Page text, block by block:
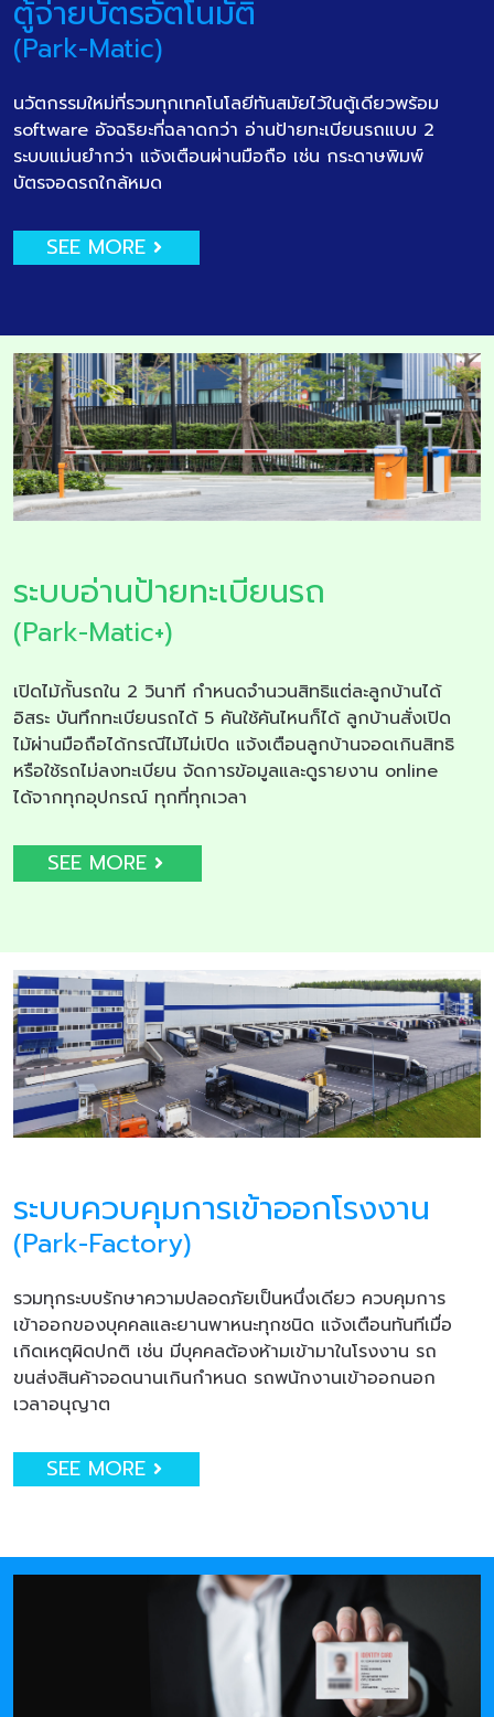
ตู้จ่ายบัตรอัตโนมัติ
(Park-Matic)
นวัตกรรมใหม่ที่รวมทุกเทคโนโลยีทันสมัยไว้ในตู้เดียวพร้อม
software อัจฉริยะที่ฉลาดกว่า อ่านป้ายทะเบียนรถแบบ 2
ระบบแม่นยำกว่า แจ้งเตือนผ่านมือถือ เช่น กระดาษพิมพ์
บัตรจอดรถใกล้หมด
SEE MORE
ระบบอ่านป้ายทะเบียนรถ
(Park-Matic+)
เปิดไม้กั้นรถใน 2 วินาที กำหนดจำนวนสิทธิแต่ละลูกบ้านได้
อิสระ บันทึกทะเบียนรถได้ 5 คันใช้คันไหนก็ได้ ลูกบ้านสั่งเปิด
ไม้ผ่านมือถือได้กรณีไม้ไม่เปิด แจ้งเตือนลูกบ้านจอดเกินสิทธิ
หรือใช้รถไม่ลงทะเบียน จัดการข้อมูลและดูรายงาน online
ได้จากทุกอุปกรณ์ ทุกที่ทุกเวลา
SEE MORE
ระบบควบคุมการเข้าออกโรงงาน
(Park-Factory)
รวมทุกระบบรักษาความปลอดภัยเป็นหนึ่งเดียว ควบคุมการ
เข้าออกของบุคคลและยานพาหนะทุกชนิด แจ้งเตือนทันทีเมื่อ
เกิดเหตุผิดปกติ เช่น มีบุคคลต้องห้ามเข้ามาในโรงงาน รถ
ขนส่งสินค้าจอดนานเกินกำหนด รถพนักงานเข้าออกนอก
เวลาอนุญาต
SEE MORE